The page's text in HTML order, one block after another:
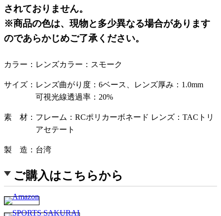
されておりません。
※商品の色は、現物と多少異なる場合があります
のであらかじめご了承ください。
カラー レンズカラー：スモーク
サイズ
レンズ曲がり度：6ベース、レンズ厚み：1.0mm
可視光線透過率：20%
素 材
フレーム：RCポリカーボネード レンズ：TACトリ
アセテート
製 造 台湾
ご購入はこちらから